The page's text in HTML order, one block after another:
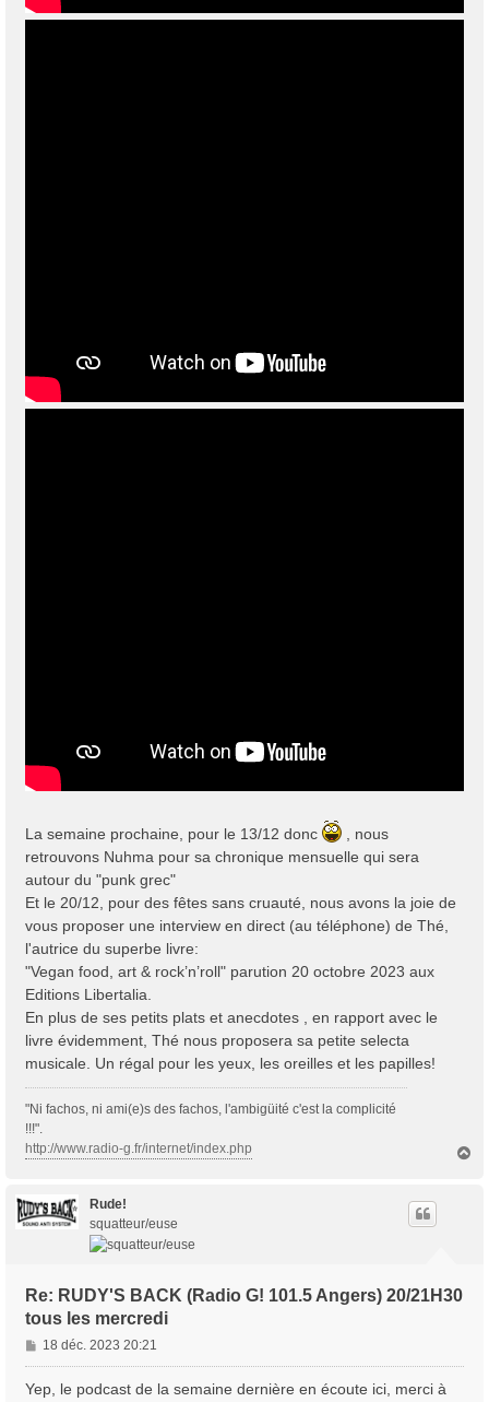
La semaine prochaine, pour le 13/12 donc
, nous
retrouvons Nuhma pour sa chronique mensuelle qui sera
autour du "punk grec"
Et le 20/12, pour des fêtes sans cruauté, nous avons la joie de
vous proposer une interview en direct (au téléphone) de Thé,
l'autrice du superbe livre:
"Vegan food, art & rock’n’roll" parution 20 octobre 2023 aux
Editions Libertalia.
En plus de ses petits plats et anecdotes , en rapport avec le
livre évidemment, Thé nous proposera sa petite selecta
musicale. Un régal pour les yeux, les oreilles et les papilles!
"Ni fachos, ni ami(e)s des fachos, l'ambigüité c'est la complicité
!!!".
http://www.radio-g.fr/internet/index.php
Rude!
squatteur/euse
Re: RUDY'S BACK (Radio G! 101.5 Angers) 20/21H30
tous les mercredi
M
e
s
18 déc. 2023 20:21
Yep, le podcast de la semaine dernière en écoute ici, merci à